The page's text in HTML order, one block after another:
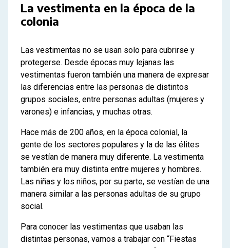
La vestimenta en la época de la
colonia
Las vestimentas no se usan solo para cubrirse y
protegerse. Desde épocas muy lejanas las
vestimentas fueron también una manera de expresar
las diferencias entre las personas de distintos
grupos sociales, entre personas adultas (mujeres y
varones) e infancias, y muchas otras.
Hace más de 200 años, en la época colonial, la
gente de los sectores populares y la de las élites
se vestían de manera muy diferente. La vestimenta
también era muy distinta entre mujeres y hombres.
Las niñas y los niños, por su parte, se vestían de una
manera similar a las personas adultas de su grupo
social.
Para conocer las vestimentas que usaban las
distintas personas, vamos a trabajar con “Fiestas